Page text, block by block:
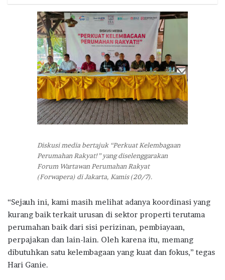
Diskusi media bertajuk “Perkuat Kelembagaan
Perumahan Rakyat!” yang diselenggarakan
Forum Wartawan Perumahan Rakyat
(Forwapera) di Jakarta, Kamis (20/7).
“Sejauh ini, kami masih melihat adanya koordinasi yang
kurang baik terkait urusan di sektor properti terutama
perumahan baik dari sisi perizinan, pembiayaan,
perpajakan dan lain-lain. Oleh karena itu, memang
dibutuhkan satu kelembagaan yang kuat dan fokus,” tegas
Hari Ganie.